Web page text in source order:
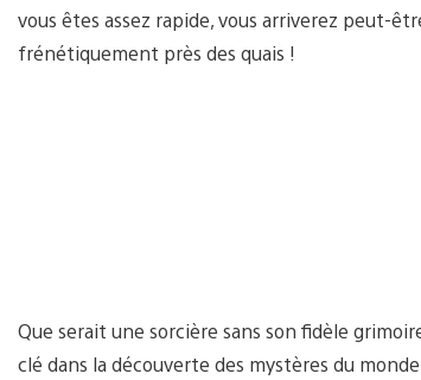
vous êtes assez rapide, vous arriverez peut-
frénétiquement près des quais !
Que serait une sorcière sans son fidèle
clé dans la découverte des mystères du